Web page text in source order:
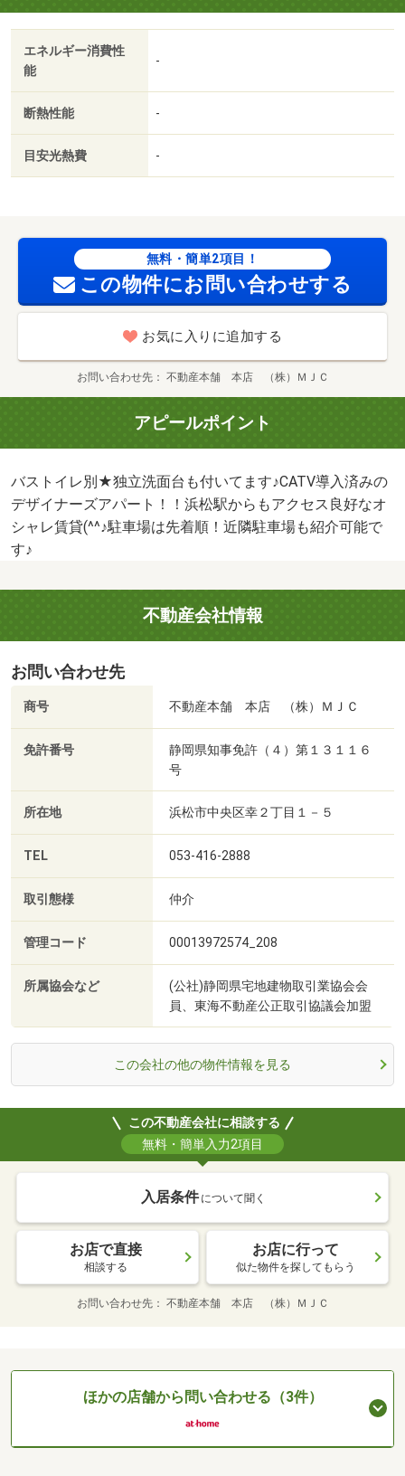
エネルギー消費性
能
-
断熱性能 -
目安光熱費 -
無料・簡単2項目！
この物件にお問い合わせする
お気に入りに追加する
お問い合わせ先 不動産本舗 本店 （株）ＭＪＣ
アピールポイント
バストイレ別★独立洗面台も付いてます♪CATV導入済みの
デザイナーズアパート！！浜松駅からもアクセス良好なオ
シャレ賃貸(^^♪駐車場は先着順！近隣駐車場も紹介可能で
す♪
不動産会社情報
お問い合わせ先
商号 不動産本舗 本店 （株）ＭＪＣ
免許番号
静岡県知事免許（４）第１３１１６
号
所在地 浜松市中央区幸２丁目１－５
TEL 053-416-2888
取引態様 仲介
管理コード 00013972574_208
所属協会など
(公社)静岡県宅地建物取引業協会会
員、東海不動産公正取引協議会加盟
この会社の他の物件情報を見る
この不動産会社に相談する
無料・簡単入力2項目
入居条件 について聞く
お店で直接
相談する
お店に行って
似た物件を探してもらう
お問い合わせ先 不動産本舗 本店 （株）ＭＪＣ
ほかの店舗から問い合わせる（3件）